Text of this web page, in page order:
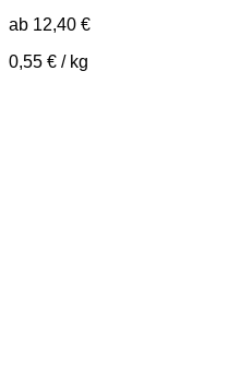
ab 12,40 €
0,55 € / kg